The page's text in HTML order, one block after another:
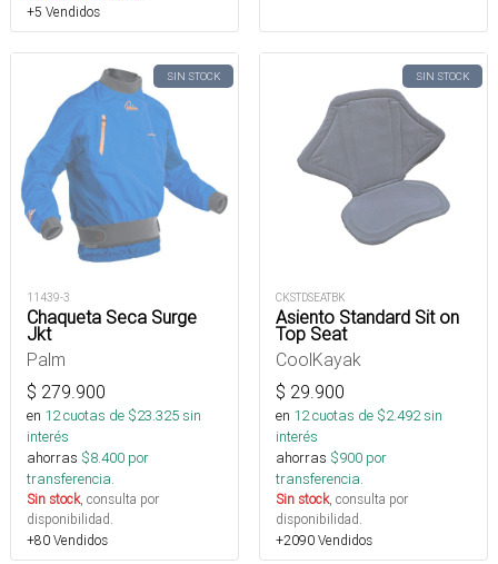
+5 Vendidos
SIN STOCK
11439-3
Chaqueta Seca Surge
Jkt
Palm
$ 279.900
en 12cuotas de $23.325sin
interés
ahorras $8.400 por
transferencia.
Sin stock, consulta por
disponibilidad.
+80 Vendidos
SIN STOCK
CKSTDSEATBK
Asiento Standard Sit on
Top Seat
CoolKayak
$ 29.900
en 12cuotas de $2.492sin
interés
ahorras $900 por
transferencia.
Sin stock, consulta por
disponibilidad.
+2090 Vendidos